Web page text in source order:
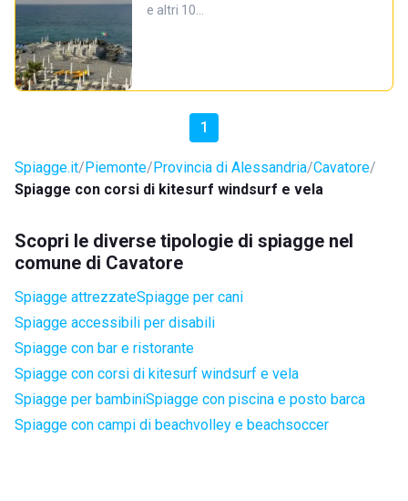
e altri 10…
1
Spiagge.it Piemonte Provincia di Alessandria Cavatore
Spiagge con corsi di kitesurf windsurf e vela
Scopri le diverse tipologie di spiagge nel
comune di Cavatore
Spiagge attrezzateSpiagge per cani
Spiagge accessibili per disabili
Spiagge con bar e ristorante
Spiagge con corsi di kitesurf windsurf e vela
Spiagge per bambiniSpiagge con piscina e posto barca
Spiagge con campi di beachvolley e beachsoccer